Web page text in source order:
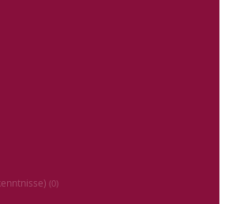
(0)